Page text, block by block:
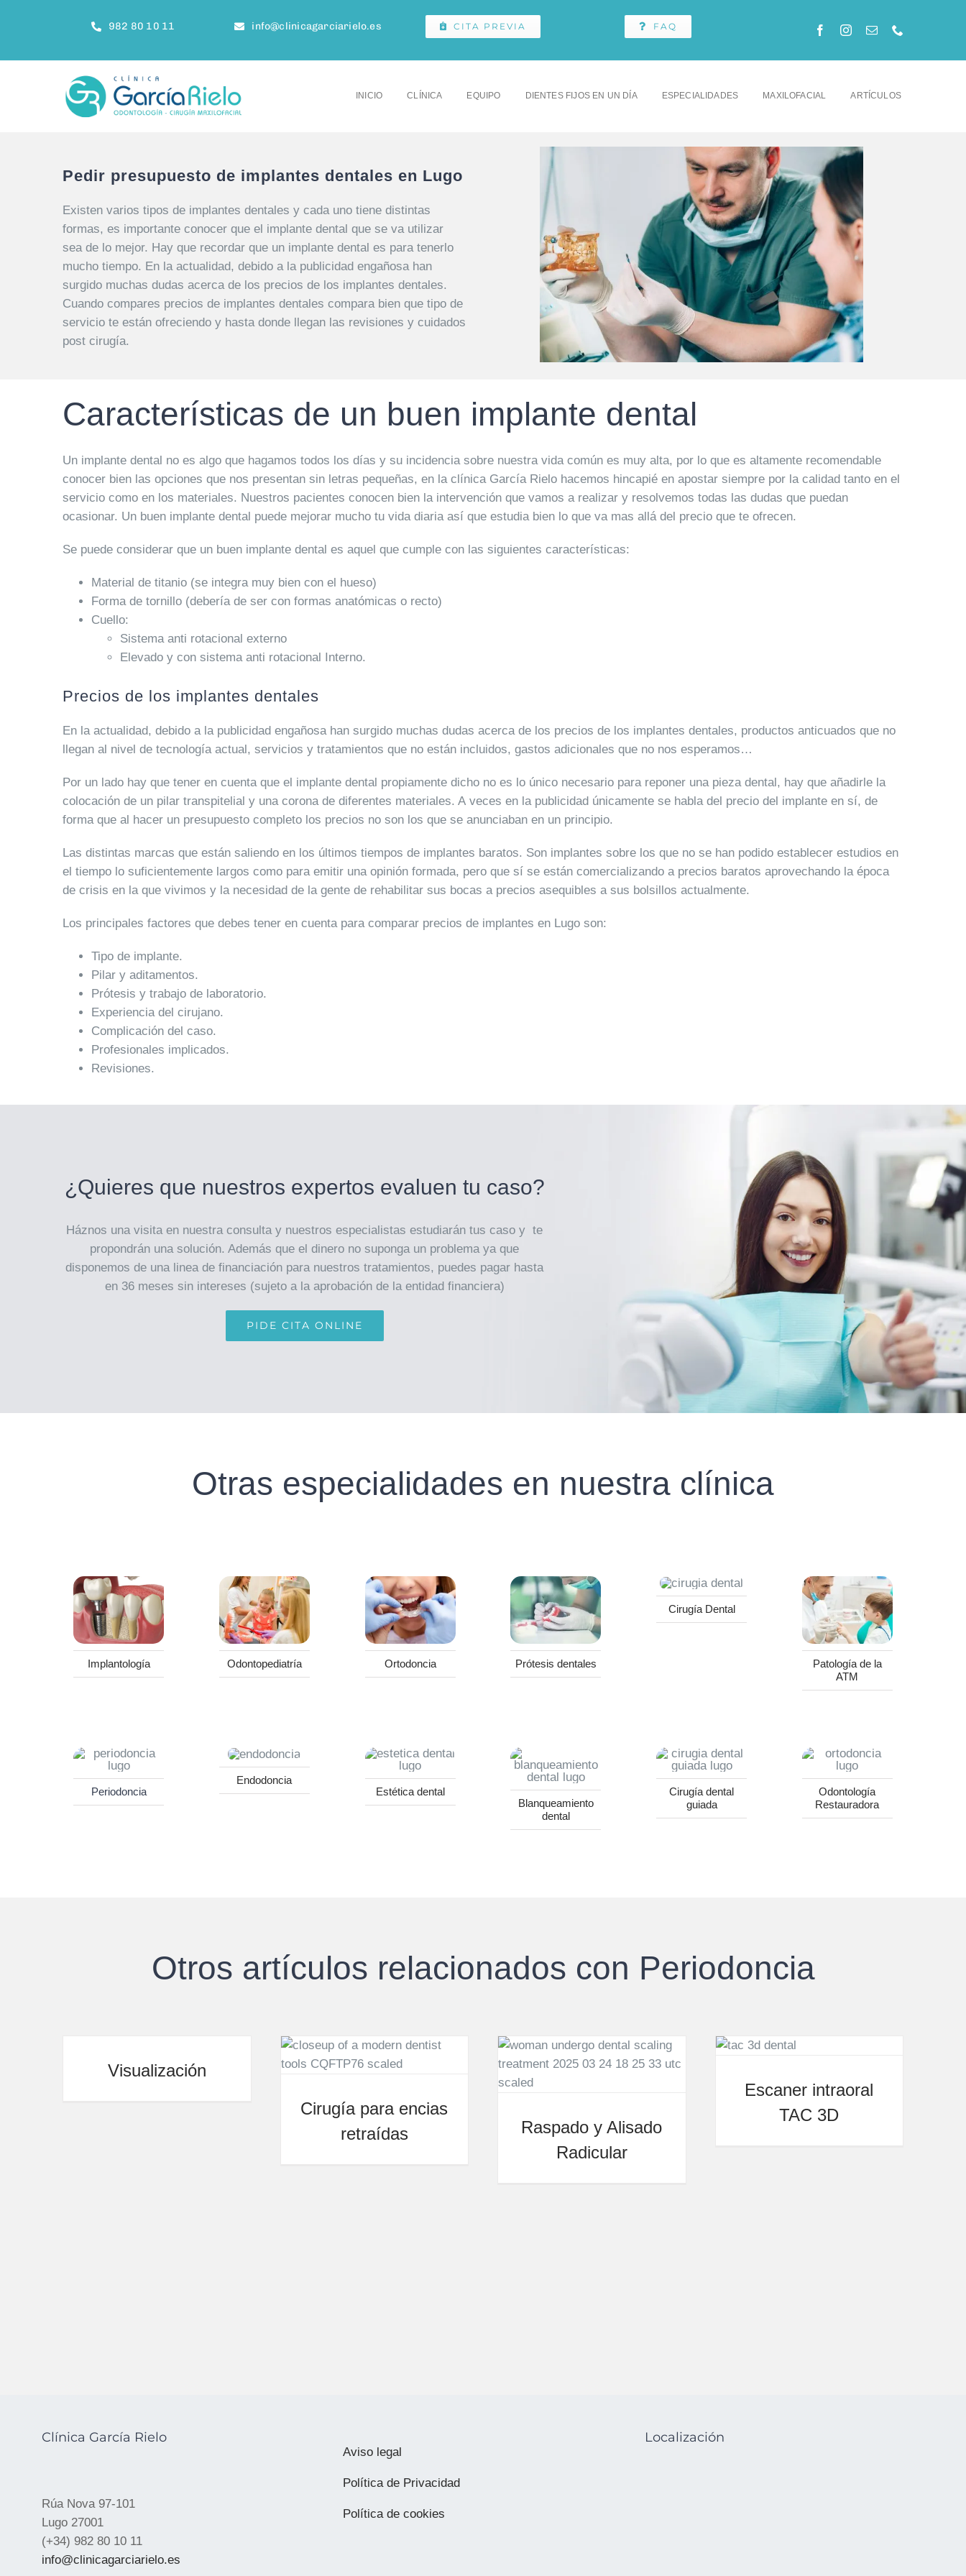
982 80 10 11 info@clinicagarciarielo.es CITA PREVIA FAQ
INICIO CLÍNICA EQUIPO DIENTES FIJOS EN UN DÍA ESPECIALIDADES MAXILOFACIAL ARTÍCULOS
Pedir presupuesto de implantes dentales en Lugo
Existen varios tipos de implantes dentales y cada uno tiene distintas
formas, es importante conocer que el implante dental que se va utilizar
sea de lo mejor. Hay que recordar que un implante dental es para tenerlo
mucho tiempo. En la actualidad, debido a la publicidad engañosa han
surgido muchas dudas acerca de los precios de los implantes dentales.
Cuando compares precios de implantes dentales compara bien que tipo de
servicio te están ofreciendo y hasta donde llegan las revisiones y cuidados
post cirugía.
Características de un buen implante dental
Un implante dental no es algo que hagamos todos los días y su incidencia sobre nuestra vida común es muy alta, por lo que es altamente recomendable
conocer bien las opciones que nos presentan sin letras pequeñas, en la clínica García Rielo hacemos hincapié en apostar siempre por la calidad tanto en el
servicio como en los materiales. Nuestros pacientes conocen bien la intervención que vamos a realizar y resolvemos todas las dudas que puedan
ocasionar. Un buen implante dental puede mejorar mucho tu vida diaria así que estudia bien lo que va mas allá del precio que te ofrecen.
Se puede considerar que un buen implante dental es aquel que cumple con las siguientes características:
Material de titanio (se integra muy bien con el hueso)
Forma de tornillo (debería de ser con formas anatómicas o recto)
Cuello:
Sistema anti rotacional externo
Elevado y con sistema anti rotacional Interno.
Precios de los implantes dentales
En la actualidad, debido a la publicidad engañosa han surgido muchas dudas acerca de los precios de los implantes dentales, productos anticuados que no
llegan al nivel de tecnología actual, servicios y tratamientos que no están incluidos, gastos adicionales que no nos esperamos…
Por un lado hay que tener en cuenta que el implante dental propiamente dicho no es lo único necesario para reponer una pieza dental, hay que añadirle la
colocación de un pilar transpitelial y una corona de diferentes materiales. A veces en la publicidad únicamente se habla del precio del implante en sí, de
forma que al hacer un presupuesto completo los precios no son los que se anunciaban en un principio.
Las distintas marcas que están saliendo en los últimos tiempos de implantes baratos. Son implantes sobre los que no se han podido establecer estudios en
el tiempo lo suficientemente largos como para emitir una opinión formada, pero que sí se están comercializando a precios baratos aprovechando la época
de crisis en la que vivimos y la necesidad de la gente de rehabilitar sus bocas a precios asequibles a sus bolsillos actualmente.
Los principales factores que debes tener en cuenta para comparar precios de implantes en Lugo son:
Tipo de implante.
Pilar y aditamentos.
Prótesis y trabajo de laboratorio.
Experiencia del cirujano.
Complicación del caso.
Profesionales implicados.
Revisiones.
¿Quieres que nuestros expertos evaluen tu caso?
Háznos una visita en nuestra consulta y nuestros especialistas estudiarán tus caso y te
propondrán una solución. Además que el dinero no suponga un problema ya que
disponemos de una linea de financiación para nuestros tratamientos, puedes pagar hasta
en 36 meses sin intereses (sujeto a la aprobación de la entidad financiera)
PIDE CITA ONLINE
Otras especialidades en nuestra clínica
Implantología Odontopediatría Ortodoncia Prótesis dentales
Cirugía Dental
Patología de la
ATM
Periodoncia
Endodoncia
Estética dental
Blanqueamiento
dental
Cirugía dental
guiada
Odontología
Restauradora
Otros artículos relacionados con Periodoncia
Visualización
Cirugía para encias
retraídas
Raspado y Alisado
Radicular
Escaner intraoral
TAC 3D
Clínica García Rielo
Rúa Nova 97-101
Lugo 27001
(+34) 982 80 10 11
info@clinicagarciarielo.es
Aviso legal
Política de Privacidad
Política de cookies
Localización